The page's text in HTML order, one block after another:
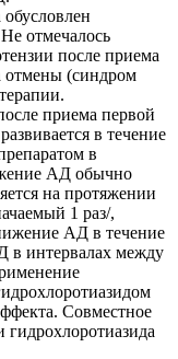
отмечалось
после приема
отмены (синдром
приема первой
в течение
в
АД обычно
на протяжении
1 раз/,
АД в течение
в интервалах между
Совместное
гидрохлоротиазида